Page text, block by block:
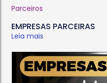
Parceiros
EMPRESAS PARCEIRAS
Leia mais